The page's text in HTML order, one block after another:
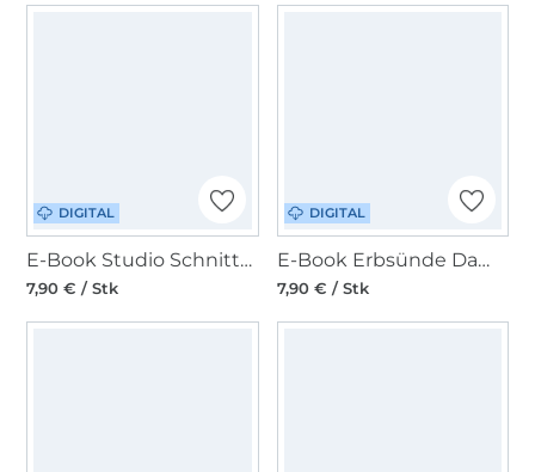
DIGITAL
E-Book Studio Schnittreif Frau Maki Damenbluse
7,90 € / Stk
DIGITAL
E-Book Erbsünde Damen Bluse / Kleid / Tunika Lantana
7,90 € / Stk